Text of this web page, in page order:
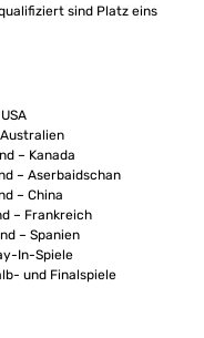
sind Platz eins
Australien
– Kanada
– Aserbaidschan
– China
– Frankreich
– Spanien
In-Spiele
und Finalspiele